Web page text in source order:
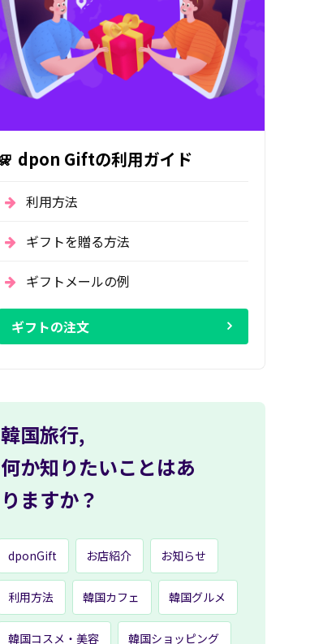
dpon Giftの利用ガイド
利用方法
ギフトを贈る方法
ギフトメールの例
ギフトの注文
韓国旅行,
何か知りたいことはあ
りますか？
dponGift お店紹介 お知らせ
利用方法 韓国カフェ 韓国グルメ
韓国コスメ・美容 韓国ショッピング